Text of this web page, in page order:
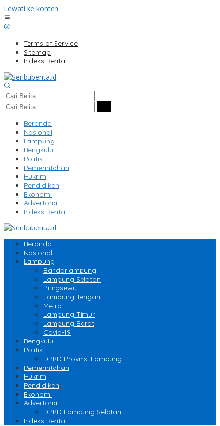
Lewati ke konten
Terms of Service
Sitemap
Indeks Berita
Beranda
Nasional
Lampung
Bengkulu
Politik
Pemerintahan
Hukrim
Pendidikan
Ekonomi
Advertorial
Indeks Berita
Beranda
Nasional
Lampung
Bandarlampung
Lampung Selatan
Pringsewu
Lampung Tengah
Metro
Lampung Timur
Lampung Barat
Covid-19
Bengkulu
Politik
DPRD Provinsi Lampung
Pemerintahan
Hukrim
Pendidikan
Ekonomi
Advertorial
DPRD Lampung Selatan
Indeks Berita